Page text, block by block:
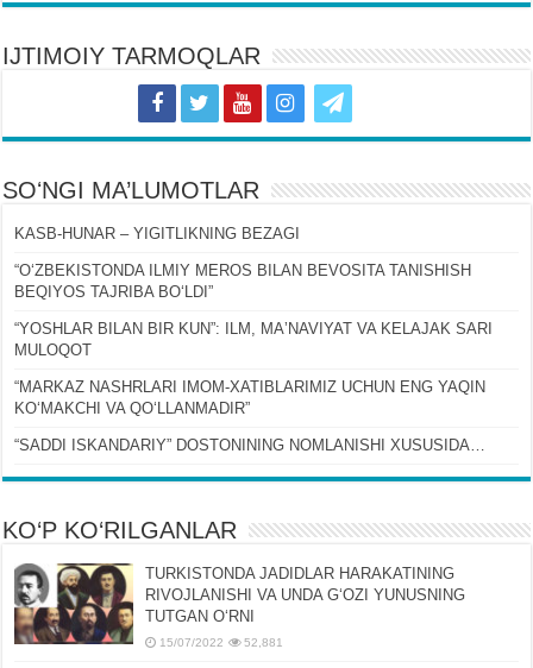
IJTIMOIY TARMOQLAR
SOʻNGI MA’LUMOTLAR
KASB-HUNAR – YIGITLIKNING BEZAGI
“OʻZBEKISTONDA ILMIY MEROS BILAN BEVOSITA TANISHISH
BEQIYOS TAJRIBA BOʻLDI”
“YOSHLAR BILAN BIR KUN”: ILM, MAʼNAVIYAT VA KELAJAK SARI
MULOQOT
“MARKAZ NASHRLARI IMOM-XATIBLARIMIZ UCHUN ENG YAQIN
KOʻMAKCHI VA QOʻLLANMADIR”
“SADDI ISKANDARIY” DOSTONINING NOMLANISHI XUSUSIDA…
KO‘P KO‘RILGANLAR
TURKISTONDA JADIDLAR HARAKATINING
RIVOJLANISHI VA UNDA GʻOZI YUNUSNING
TUTGAN OʻRNI
15/07/2022 52,881